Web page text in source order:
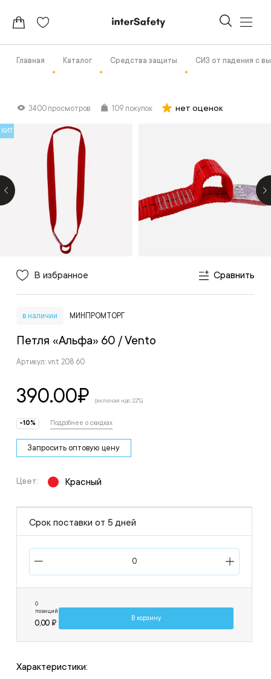
Главная Каталог Средства защиты СИЗ от падения с
3400 просмотров 109 покупок нет оценок
ХИТ
В избранное Сравнить
в наличии МИНПРОМТОРГ
Петля «Альфа» 60 / Vento
Артикул: vnt 208 60
390.00₽ (включая ндс 22%)
-10% Подробнее о скидках
Запросить оптовую цену
Цвет: Красный
Срок поставки от 5 дней
0
позиций
0,00 ₽
В корзину
Характеристики: